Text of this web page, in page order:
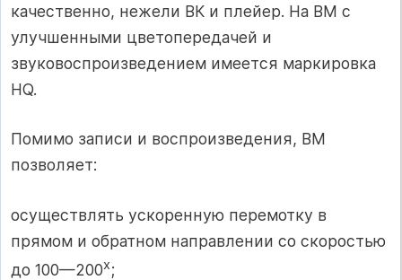
качественно, нежели ВК и плейер. На ВМ с
улучшенными цветопередачей и
звуковоспроизведением имеется маркировка
HQ.
Помимо записи и воспроизведения, ВМ
позволяет:
осуществлять ускоренную перемотку в
прямом и обратном направлении со скоростью
до 100—200х;